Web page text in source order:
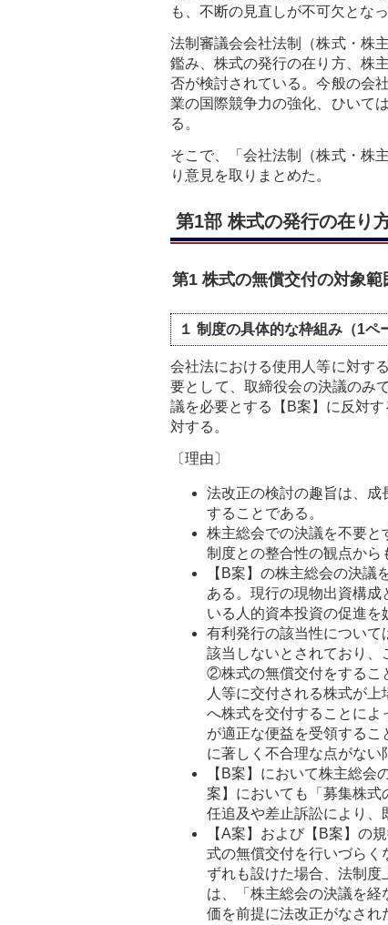
も、不断の見直しが不可欠となっ
法制審議会会社法制（株式・株
鑑み、株式の発行の在り方、株
否が検討されている。今般の会
業の国際競争力の強化、ひいて
る。
そこで、「会社法制（株式・株
り意見を取りまとめた。
第1部 株式の発行の在り
第1 株式の無償交付の対象範
１ 制度の具体的な枠組み（1ペ
会社法における使用人等に対す
要として、取締役会の決議のみ
議を必要とする【B案】に反対
対する。
〔理由〕
法改正の検討の趣旨は、成
することである。
株主総会での決議を不要
制度との整合性の観点から
【B案】の株主総会の決
ある。現行の現物出資構
いる人的資本投資の促進を
有利発行の該当性につい
該当しないとされており、
②株式の無償交付をするこ
人等に交付される株式が
へ株式を交付することによ
が適正な便益を受領する
に著しく不合理な点がない
【B案】において株主総
案】においても「募集株
任追及や差止訴訟により、
【A案】および【B案】の
式の無償交付を行いづら
ずれも設けた場合、法制度
は、「株主総会の決議を
価を前提に法改正がなされ